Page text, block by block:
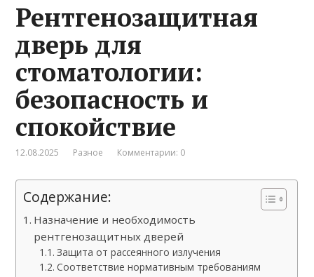
Рентгенозащитная
дверь для
стоматологии:
безопасность и
спокойствие
12.08.2025 Разное Комментарии: 0
Содержание:
Назначение и необходимость
рентгенозащитных дверей
Защита от рассеянного излучения
Соответствие нормативным требованиям